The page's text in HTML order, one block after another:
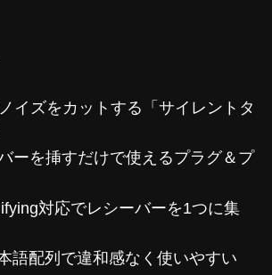
イズをカットする「サイレントタ
ーを挿すだけで使えるプラグ＆プ
対応でレシーバーを1つに集
語配列で違和感なく使いやすい